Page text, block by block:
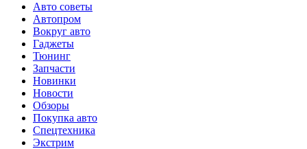
Авто советы
Автопром
Вокруг авто
Гаджеты
Тюнинг
Запчасти
Новинки
Новости
Обзоры
Покупка авто
Спецтехника
Экстрим